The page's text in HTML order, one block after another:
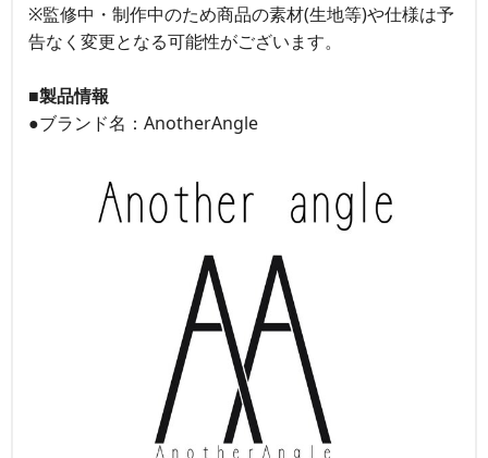
※監修中・制作中のため商品の素材(生地等)や仕様は予
告なく変更となる可能性がございます。
■製品情報
●ブランド名：AnotherAngle